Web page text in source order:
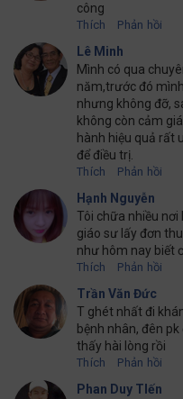
công
Thích Phản hồi
Lê Minh
Mình có qua
năm,trước đó
nhưng không đỡ,
không còn cảm
hành hiệu quả rất
để điều trị.
Thích Phản hồi
Hạnh Nguyễn
Tôi chữa nhiều
giáo sư lấy đơn
như hôm nay biết
Thích Phản hồi
Trần Văn Đức
T ghét nhất đi
bệnh nhân, đên
thấy hài lòng rồi
Thích Phản hồi
Phan Duy TIến